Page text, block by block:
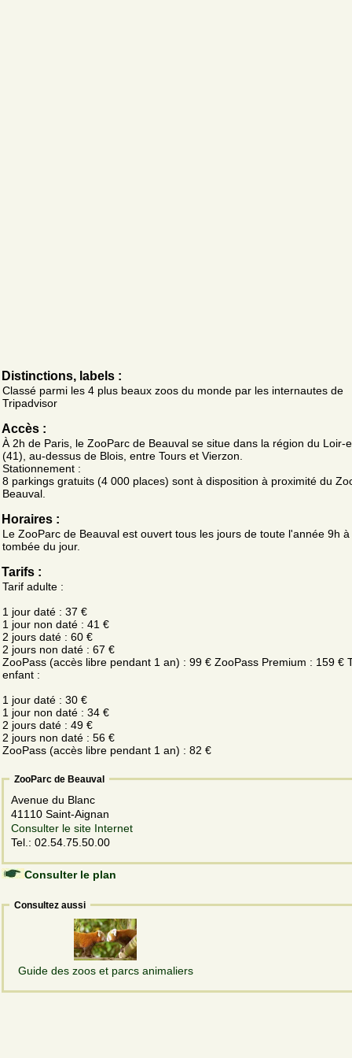
Distinctions, labels :
Classé parmi les 4 plus beaux zoos du monde par les internautes de
Tripadvisor
Accès :
À 2h de Paris, le ZooParc de Beauval se situe dans la région du Loir-
(41), au-dessus de Blois, entre Tours et Vierzon.
Stationnement :
8 parkings gratuits (4 000 places) sont à disposition à proximité du
Beauval.
Horaires :
Le ZooParc de Beauval est ouvert tous les jours de toute l'année 9h à
tombée du jour.
Tarifs :
Tarif adulte :
1 jour daté : 37 €
1 jour non daté : 41 €
2 jours daté : 60 €
2 jours non daté : 67 €
ZooPass (accès libre pendant 1 an) : 99 € ZooPass Premium : 159 €
enfant :
1 jour daté : 30 €
1 jour non daté : 34 €
2 jours daté : 49 €
2 jours non daté : 56 €
ZooPass (accès libre pendant 1 an) : 82 €
ZooParc de Beauval
Avenue du Blanc
41110 Saint-Aignan
Consulter le site Internet
Tel.: 02.54.75.50.00
Consulter le plan
Consultez aussi
Guide des zoos et parcs animaliers